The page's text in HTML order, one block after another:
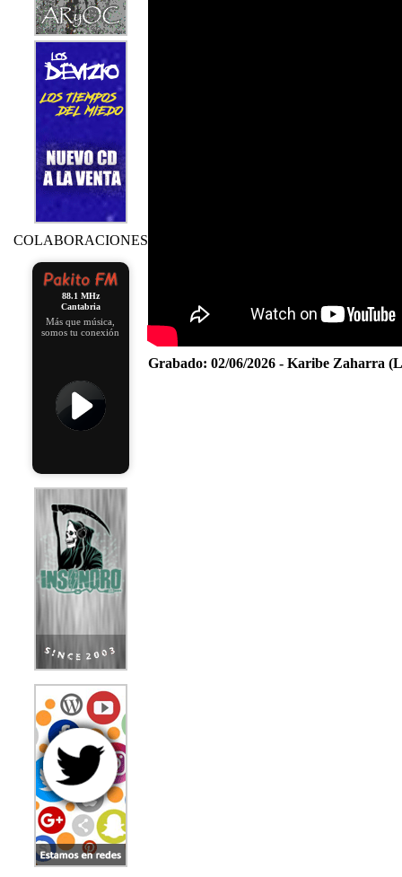
COLABORACIONES
88.1 MHz
Cantabria
Más que música,
somos tu conexión
Grabado: 02/06/2026 - Karibe Zaharra